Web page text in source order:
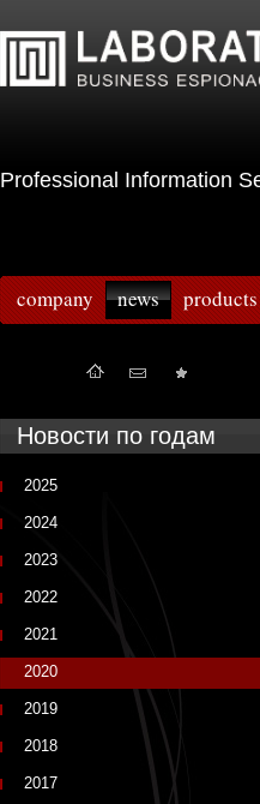
Professional Information
company news products
Новости по годам
2025
2024
2023
2022
2021
2020
2019
2018
2017